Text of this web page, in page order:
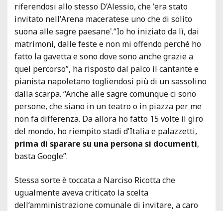
riferendosi allo stesso D’Alessio, che 'era stato
invitato nell'Arena maceratese uno che di solito
suona alle sagre paesane'.“Io ho iniziato da lì, dai
matrimoni, dalle feste e non mi offendo perché ho
fatto la gavetta e sono dove sono anche grazie a
quel percorso”, ha risposto dal palco il cantante e
pianista napoletano togliendosi più di un sassolino
dalla scarpa. “Anche alle sagre comunque ci sono
persone, che siano in un teatro o in piazza per me
non fa differenza. Da allora ho fatto 15 volte il giro
del mondo, ho riempito stadi d’Italia e palazzetti,
prima di sparare su una persona si documenti,
basta Google”.
Stessa sorte è toccata a Narciso Ricotta che
ugualmente aveva criticato la scelta
dell’amministrazione comunale di invitare, a caro